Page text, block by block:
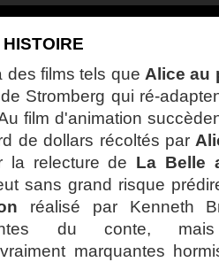
des films tels que Alice au
de Stromberg qui ré-
film d'animation
de dollars récoltés par
la relecture de La Belle
sans grand risque
réalisé par Kenneth
du conte,
marquantes